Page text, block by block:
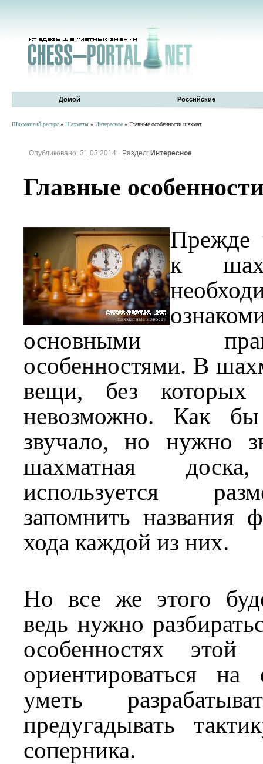
Домой Российские
Шахматный ресурс » Шахматы » Интересное » Главные особенности шахмат
Опубликовано: 31.03.2014 · Раздел: Интересное
Главные
Прежде
к
основными
особенностями. В
вещи, без
невозможно. Как
звучало, но нужно
шахматная
используется
запомнить названия
хода каждой из них.
Но все же этого
ведь нужно
особенностях
ориентироваться
уметь
предугадывать
соперника.